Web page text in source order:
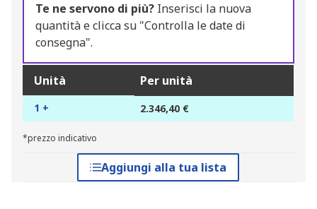
Te ne servono di più? Inserisci la nuova
quantità e clicca su "Controlla le date di
consegna".
Unità Per unità
1 + 2.346,40 €
*prezzo indicativo
Aggiungi alla tua lista